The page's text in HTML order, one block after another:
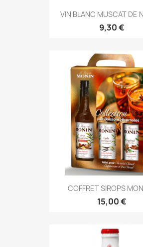
VIN BLANC MUSCAT DE
9,30 €
COFFRET SIROPS
15,00 €